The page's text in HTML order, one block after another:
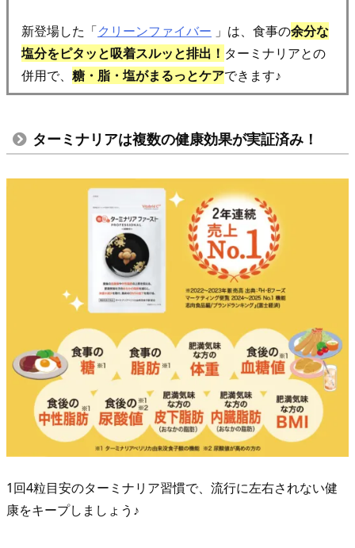
新登場した「クリーンファイバー 」は、食事の余分な
塩分をピタッと吸着スルッと排出！ ターミナリアとの
併用で、 糖・脂・塩がまるっとケアできます♪
ターミナリアは複数の健康効果が実証済み！
1回4粒目安のターミナリア習慣で、流行に左右されない健
康をキープしましょう♪